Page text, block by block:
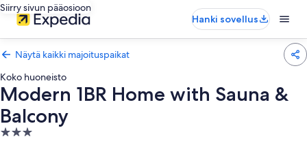
Siirry sivun pääosioon
Hanki sovellus
Näytä kaikki majoituspaikat
Koko huoneisto
Modern 1BR Home with Sauna &
Balcony
3.0